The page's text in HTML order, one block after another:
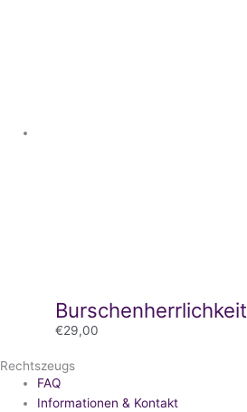
Burschenherrlichkeit
€29,00
Rechtszeugs
FAQ
Informationen & Kontakt